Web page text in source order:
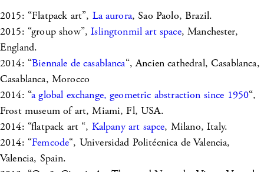
2015: “Flatpack art”, La aurora, Sao Paolo, Brazil.
2015: “group show”,Islingtonmil art space, Manchester,
England.
2014: “Biennale de casablanca“, Ancien cathedral, Casablanca,
Casablanca, Morocco
2014: “a global exchange, geometric abstraction since 1950“,
Frost museum of art, Miami, Fl, USA.
2014: “flatpack art “, Kalpany art sapce, Milano, Italy.
2014: “Femcode“, Universidad Politécnica de Valencia,
Valencia, Spain.